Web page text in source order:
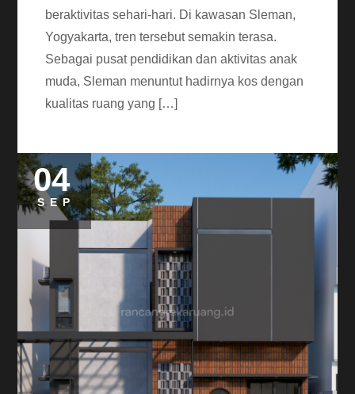
beraktivitas sehari-hari. Di kawasan Sleman,
Yogyakarta, tren tersebut semakin terasa.
Sebagai pusat pendidikan dan aktivitas anak
muda, Sleman menuntut hadirnya kos dengan
kualitas ruang yang […]
04
SEP